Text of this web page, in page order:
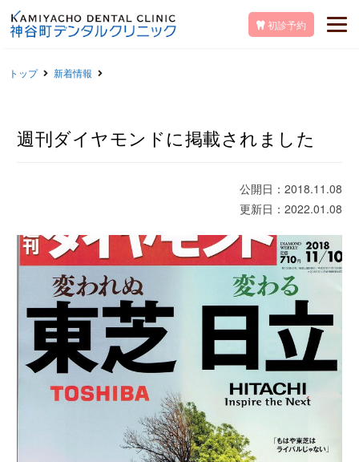
初診予約
トップ 新着情報
週刊ダイヤモンドに掲載されました
公開日：2018.11.08
更新日：2022.01.08